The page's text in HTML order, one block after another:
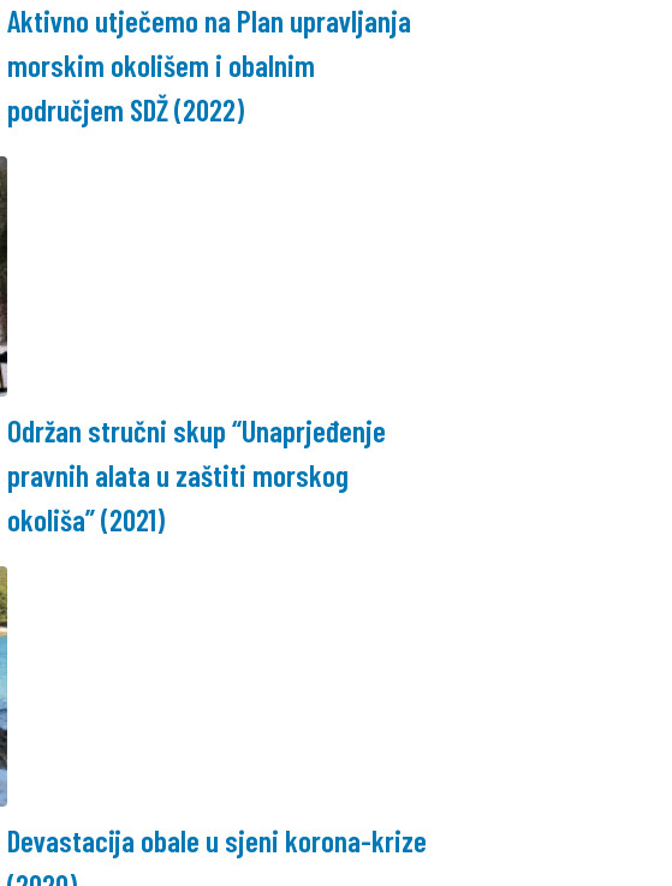
Aktivno utječemo na Plan upravljanja
morskim okolišem i obalnim
područjem SDŽ (2022)
Održan stručni skup “Unaprjeđenje
pravnih alata u zaštiti morskog
okoliša” (2021)
Devastacija obale u sjeni korona-krize